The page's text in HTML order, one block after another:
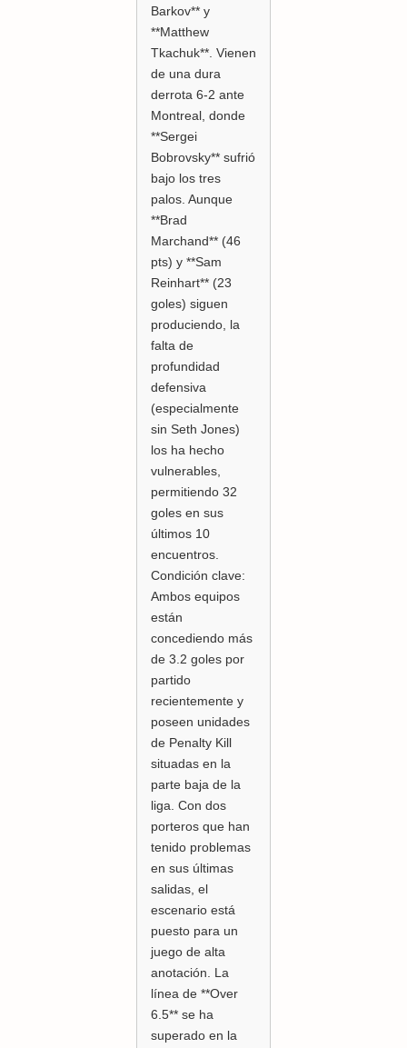
Barkov** y
**Matthew
Tkachuk**. Vienen
de una dura
derrota 6-2 ante
Montreal, donde
**Sergei
Bobrovsky** sufrió
bajo los tres
palos. Aunque
**Brad
Marchand** (46
pts) y **Sam
Reinhart** (23
goles) siguen
produciendo, la
falta de
profundidad
defensiva
(especialmente
sin Seth Jones)
los ha hecho
vulnerables,
permitiendo 32
goles en sus
últimos 10
encuentros.
Condición clave:
Ambos equipos
están
concediendo más
de 3.2 goles por
partido
recientemente y
poseen unidades
de Penalty Kill
situadas en la
parte baja de la
liga. Con dos
porteros que han
tenido problemas
en sus últimas
salidas, el
escenario está
puesto para un
juego de alta
anotación. La
línea de **Over
6.5** se ha
superado en la